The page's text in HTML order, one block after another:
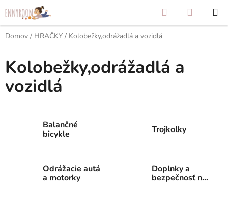
na
obsah
Hľadať
KOŠÍK
Domov / HRAČKY / Kolobežky,odrážadlá a vozidlá
Kolobežky,odrážadlá a
vozidlá
Balančné
bicykle
Trojkolky
Odrážacie autá
a motorky
Doplnky a
bezpečnosť na